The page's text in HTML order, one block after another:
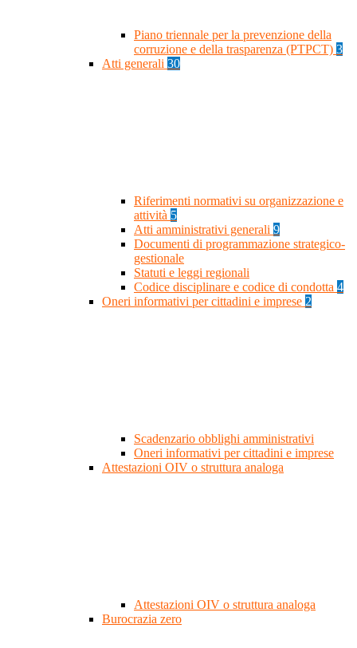
Piano triennale per la prevenzione della
corruzione e della trasparenza (PTPCT) 3
Atti generali 30
Riferimenti normativi su organizzazione e
attività 5
Atti amministrativi generali 9
Documenti di programmazione strategico-
gestionale
Statuti e leggi regionali
Codice disciplinare e codice di condotta 4
Oneri informativi per cittadini e imprese 2
Scadenzario obblighi amministrativi
Oneri informativi per cittadini e imprese
Attestazioni OIV o struttura analoga
Attestazioni OIV o struttura analoga
Burocrazia zero